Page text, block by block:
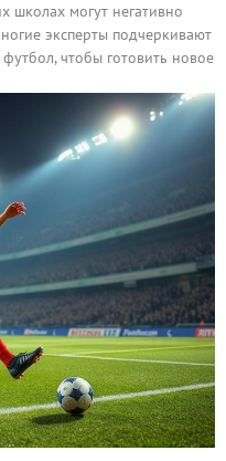
школах могут негативно
эксперты подчеркивают
чтобы готовить новое